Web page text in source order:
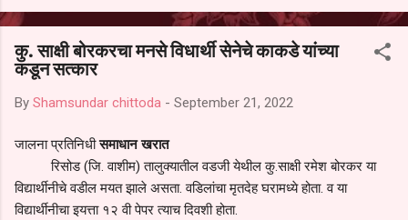
करण्यात यावी आणि सर्व पालकांच्या उपस्थितीत मतदान पद्धतीने शालेय समितीची
फेरनिवडणूक घेण्यात यावी, अशी मागणी पालकांनी केली आहे. या निवेदनाच्या प्रती
जिल्हा शिक्षण अधिकारी (प्राथमिक), जालना तसेच तालुका शिक्षण अधिकारी,
परतूर यांनाही पाठविण्यात आल्या असून प्रशासन याबाबत काय निर्णय घेते, याकडे
कु. साक्षी बोरकरचा मनसे विधार्थी सेनेचे काकडे यांच्या
कडून सत्कार
By Shamsundar chittoda - September 21, 2022
जालना प्रतिनिधीसमाधान खरात
रिसोड (जि. वाशीम) तालुक्यातील वडजी येथील कु.साक्षी रमेश बोरकर या
विद्यार्थीनीचे वडील मयत झाले असता. वडिलांचा मृतदेह घरामध्ये होता. व या
विद्यार्थीनीचा इयत्ता १२ वी पेपर त्याच दिवशी होता.